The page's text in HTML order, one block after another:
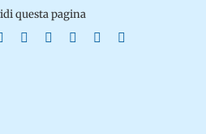
questa pagina
LinkedInWhatsApp
TumblrPinterest